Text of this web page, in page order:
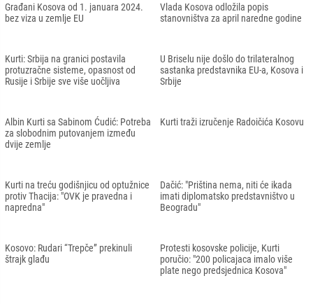
Građani Kosova od 1. januara 2024.
bez viza u zemlje EU
Vlada Kosova odložila popis
stanovništva za april naredne godine
Kurti: Srbija na granici postavila
protuzračne sisteme, opasnost od
Rusije i Srbije sve više uočljiva
U Briselu nije došlo do trilateralnog
sastanka predstavnika EU-a, Kosova i
Srbije
Albin Kurti sa Sabinom Ćudić: Potreba
za slobodnim putovanjem između
dvije zemlje
Kurti traži izručenje Radoičića Kosovu
Kurti na treću godišnjicu od optužnice
protiv Thacija: "OVK je pravedna i
napredna"
Dačić: "Priština nema, niti će ikada
imati diplomatsko predstavništvo u
Beogradu"
Kosovo: Rudari “Trepče” prekinuli
štrajk glađu
Protesti kosovske policije, Kurti
poručio: "200 policajaca imalo više
plate nego predsjednica Kosova"